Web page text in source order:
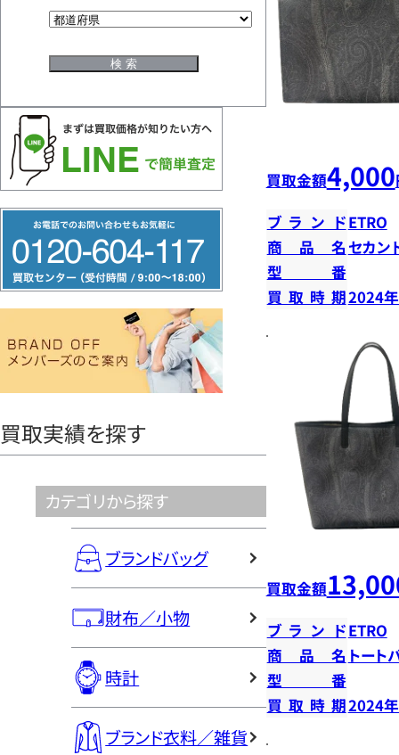
リ
ー
ヤ
買取実績を探す
カテゴリから探す
ブランドバッグ
財布／小物
時計
ブランド衣料／雑貨
買取金額4,000
ブランドETRO
商品名 セカン
型番
買取時期2024
買取金額
ブランドETRO
商品名 トート
型番
買取時期2024